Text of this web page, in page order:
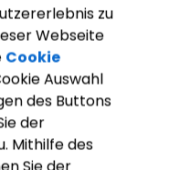
zu
Webseite
Cookie
Auswahl
des Buttons
der
Mithilfe des